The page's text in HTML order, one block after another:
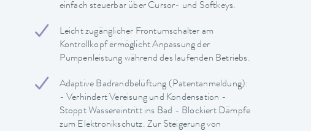
einfach steuerbar über Cursor- und Softkeys.
Leicht zugänglicher Frontumschalter am
Kontrollkopf ermöglicht Anpassung der
Pumpenleistung während des laufenden Betriebs.
Adaptive Badrandbelüftung (Patentanmeldung):
- Verhindert Vereisung und Kondensation -
Stoppt Wassereintritt ins Bad - Blockiert Dämpfe
zum Elektronikschutz. Zur Steigerung von